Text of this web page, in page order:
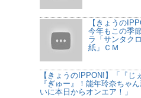
【きょうの
今年もこの季
ラ「サンタク
紙」ＣＭ
【きょうのIPPON!】「『じ
『ぎゅー』！能年玲奈ちゃ
いに本日からオンエア！」